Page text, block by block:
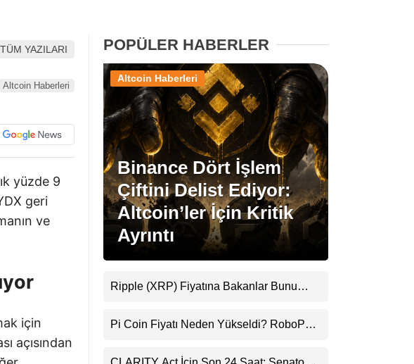
Facebook
Instagram
Youtube
TikTok
Pinterest
TÜM YAZILARI
Altcoin Haberleri
yüzde 9
geri
ve
için
açısından
POPÜLER HABERLER
Binance Dört İşlem
Çiftini Delist Ediyor:
Altcoin’ler İçin Kritik
Ayrıntı
Altcoin Haberleri
Ripple (XRP) Fiyatına Bakanlar Bunu
Uyarı
Pi Coin Fiyatı Neden Yükseldi? RoboPay
Destekledi